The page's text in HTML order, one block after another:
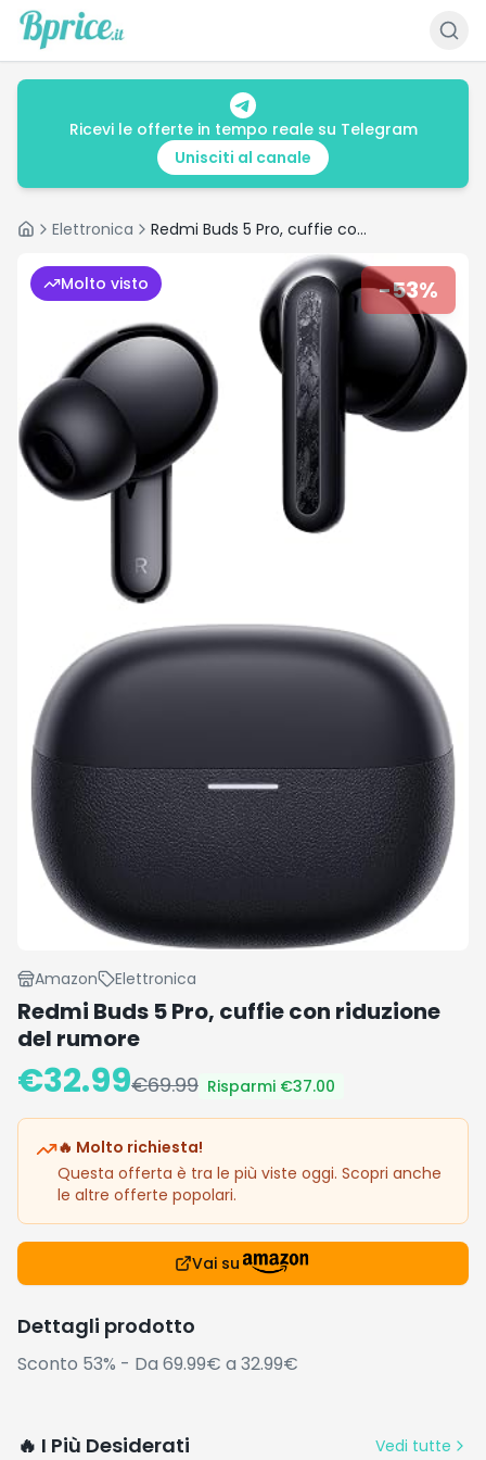
Ricevi le offerte in tempo reale su Telegram
Unisciti al canale
HomeElettronica Redmi Buds 5 Pro, cuffie con riduzione del rumore
Molto visto -53%
Amazon Elettronica
Redmi Buds 5 Pro, cuffie con riduzione
del rumore
€32.99€69.99 Risparmi €37.00
🔥 Molto richiesta!
Questa offerta è tra le più viste oggi. Scopri anche
le altre offerte popolari.
Vai su
Dettagli prodotto
Sconto 53% - Da 69.99€ a 32.99€
🔥 I Più Desiderati
Vedi tutte